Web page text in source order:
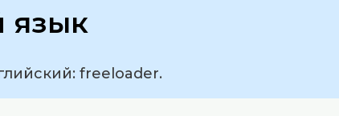
язык
freeloader.